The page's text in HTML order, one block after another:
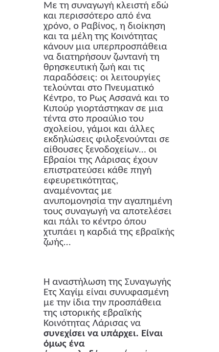
Με τη συναγωγή κλειστή εδώ
και περισσότερο από ένα
χρόνο, ο Ραβίνος, η διοίκηση
και τα μέλη της Κοινότητας
κάνουν μια υπερπροσπάθεια
να διατηρήσουν ζωντανή τη
θρησκευτική ζωή και τις
παραδόσεις: οι λειτουργίες
τελούνται στο Πνευματικό
Κέντρο, το Ρως Ασσανά και το
Κιπούρ γιορτάστηκαν σε μια
τέντα στο προαύλιο του
σχολείου, γάμοι και άλλες
εκδηλώσεις φιλοξενούνται σε
αίθουσες ξενοδοχείων… οι
Εβραίοι της Λάρισας έχουν
επιστρατεύσει κάθε πηγή
εφευρετικότητας,
αναμένοντας με
ανυπομονησία την αγαπημένη
τους συναγωγή να αποτελέσει
και πάλι το κέντρο όπου
χτυπάει η καρδιά της εβραϊκής
ζωής…
Η αναστήλωση της Συναγωγής
Ετς Χαγίμ είναι συνυφασμένη
με την ίδια την προσπάθεια
της ιστορικής εβραϊκής
Κοινότητας Λάρισας να
συνεχίσει να υπάρχει. Είναι
όμως ένα